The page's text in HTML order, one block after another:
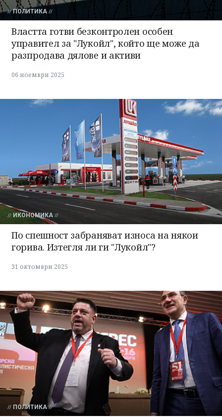
ПОЛИТИКА
Властта готви безконтролен особен
управител за "Лукойл", който ще може да
разпродава дялове и активи
06 ноември 2025
ИКОНОМИКА
По спешност забраняват износа на някои
горива. Изтегля ли ги "Лукойл"?
31 октомври 2025
ПОЛИТИКА